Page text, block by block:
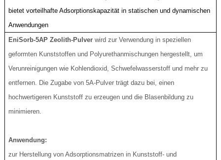
bietet vorteilhafte Adsorptionskapazität in statischen und dynamischen
Anwendungen
EniSorb-5AP Zeolith-Pulverwird zur Verwendung in speziellen
geformten Kunststoffen und Polyurethanmischungen hergestellt, um
Verunreinigungen wie Kohlendioxid, Schwefelwasserstoff und mehr zu
entfernen. Die Zugabe von 5A-Pulver trägt dazu bei, einen
hochwertigeren Kunststoff zu erzeugen und die Blasenbildung zu
minimieren.
Anwendung:
zur Herstellung von Adsorptionsmatrizen in Kunststoff- und